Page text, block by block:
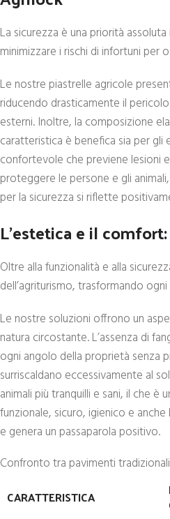
La sicurezza è una priorità
minimizzare i rischi di infortuni
Le nostre piastrelle agricole
riducendo drasticamente il
esterni. Inoltre, la composizione
caratteristica è benefica sia per gli
confortevole che previene lesioni
proteggere le persone e gli
per la sicurezza si riflette
L’estetica e il
Oltre alla funzionalità e alla
dell’agriturismo, trasformando
Le nostre soluzioni offrono un
natura circostante. L’assenza di
ogni angolo della proprietà senza
surriscaldano eccessivamente al
animali più tranquilli e sani, il che
funzionale, sicuro, igienico e
e genera un passaparola positivo.
Confronto tra pavimenti
CARATTERISTICA